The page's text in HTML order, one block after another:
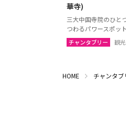
華寺)
三大中国寺院のひと
つわるパワースポット
チャンタブリー 観
HOME チャンタブ